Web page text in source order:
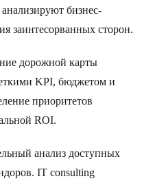
бизнес-
заинтесорванных сторон.
дорожной карты
KPI, бюджетом и
приоритетов
ROI.
анализ доступных
IT consulting